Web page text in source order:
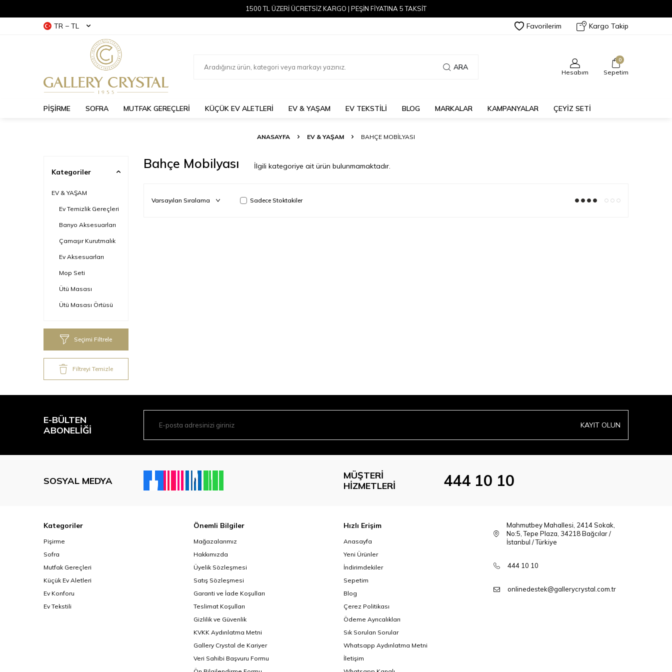
1500 TL ÜZERİ ÜCRETSİZ KARGO | PEŞİN FİYATINA 5 TAKSİT
TR − TL Favorilerim Kargo Takip
ARA
Hesabım
0
Sepetim
PİŞİRME SOFRA MUTFAK GEREÇLERİ KÜÇÜK EV ALETLERİ EV & YAŞAM EV TEKSTİLİ BLOG MARKALAR KAMPANYALAR ÇEYİZ SETİ
ANASAYFA EV & YAŞAM BAHÇE MOBILYASI
Kategoriler
EV & YAŞAM
Ev Temizlik Gereçleri
Banyo Aksesuarları
Çamaşır Kurutmalık
Ev Aksesuarları
Mop Seti
Ütü Masası
Ütü Masası Örtüsü
Seçimi Filtrele
Filtreyi Temizle
Bahçe Mobilyası İlgili kategoriye ait ürün bulunmamaktadır.
Sadece Stoktakiler
E-BÜLTEN
ABONELIĞI
KAYIT OLUN
SOSYAL MEDYA
MÜŞTERI
HIZMETLERI
444 10 10
Kategoriler
Pişirme
Sofra
Mutfak Gereçleri
Küçük Ev Aletleri
Ev Konforu
Ev Tekstili
Önemli Bilgiler
Mağazalarımız
Hakkımızda
Üyelik Sözleşmesi
Satış Sözleşmesi
Garanti ve İade Koşulları
Teslimat Koşulları
Gizlilik ve Güvenlik
KVKK Aydınlatma Metni
Gallery Crystal de Kariyer
Veri Sahibi Başvuru Formu
Hızlı Erişim
Anasayfa
Yeni Ürünler
İndirimdekiler
Sepetim
Blog
Çerez Politikası
Ödeme Ayrıcalıkları
Sık Sorulan Sorular
Whatsapp Aydınlatma Metni
İletişim
Mahmutbey Mahallesi, 2414 Sokak,
No:5, Tepe Plaza, 34218 Bağcılar /
İstanbul / Türkiye
444 10 10
onlinedestek@gallerycrystal.com.tr